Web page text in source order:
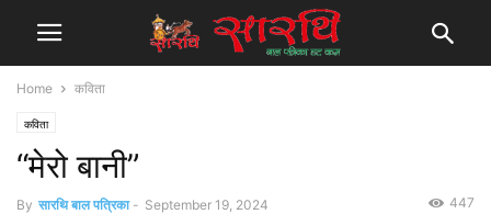
Home कविता
कविता
“मेरो बानी”
By सारथि बाल पत्रिका - September 19, 2024 447